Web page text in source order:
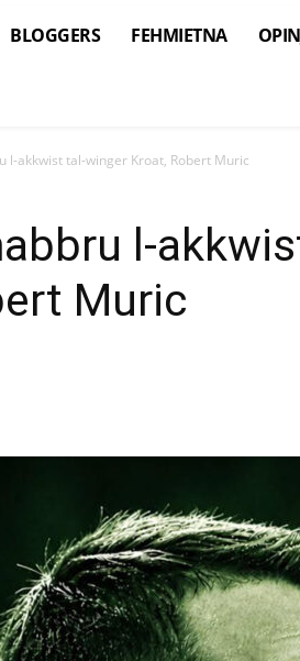
BLOGGERS FEHMIETNA
l-akkwist tal-winger Kroat, Robert Muric
l-
Muric